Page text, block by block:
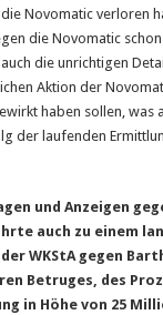
Novomatic verloren
die Novomatic
die unrichtigen
Aktion der
haben sollen, was
der laufenden
und Anzeigen
auch zu einem
WKStA gegen
Betruges, des
in Höhe von 25